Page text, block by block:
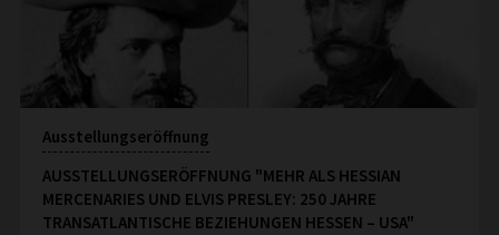
Ausstellungseröffnung
AUSSTELLUNGSERÖFFNUNG "MEHR ALS HESSIAN
MERCENARIES UND ELVIS PRESLEY: 250 JAHRE
TRANSATLANTISCHE BEZIEHUNGEN HESSEN – USA"